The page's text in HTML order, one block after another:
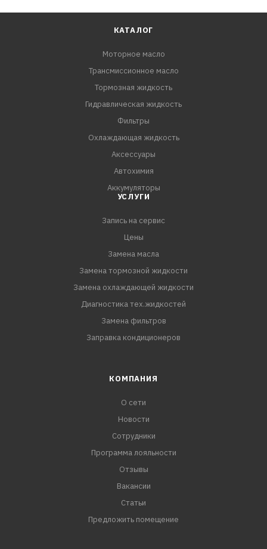
КАТАЛОГ
Моторное масло
Трансмиссионное масло
Тормозная жидкость
Гидравлическая жидкость
Фильтры
Охлаждающая жидкость
Аксессуары
Автохимия
Аккумуляторы
УСЛУГИ
Запись на сервис
Цены
Замена масла
Замена тормозной жидкости
Замена охлаждающей жидкости
Диагностика тех.жидкостей
Замена фильтров
Заправка кондиционеров
КОМПАНИЯ
О сети
Новости
Сотрудники
Программа лояльности
Отзывы
Вакансии
Статьи
Предложить помещение